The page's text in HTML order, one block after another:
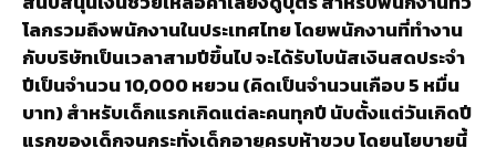
โลกรวมถึงพนักงานในประเทศไทย โดยพนักงานที่ทำงาน
กับบริษัทเป็นเวลาสามปีขึ้นไป จะได้รับโบนัสเงินสดประจำ
ปีเป็นจำนวน 10,000 หยวน (คิดเป็นจำนวนเกือบ 5 หมื่น
บาท) สำหรับเด็กแรกเกิดแต่ละคนทุกปี นับตั้งแต่วันเกิดปี
แรกของเด็กจนกระทั่งเด็กอายุครบห้าขวบ โดยนโยบายนี้